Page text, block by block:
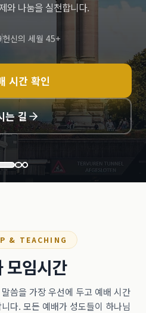
와 나눔을 실천합니다.
헌신의 세월 45+
시간 확인
는 길
& TEACHING
모임시간
씀을 가장 우선에 두고 예배 시간
다. 모든 예배가 성도들이 하나님